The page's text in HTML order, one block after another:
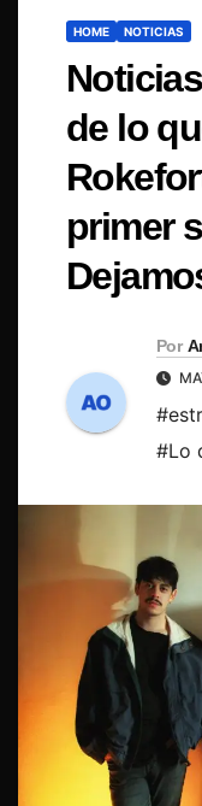
HOME NOTICIAS
de lo
primer
Por
#Lo